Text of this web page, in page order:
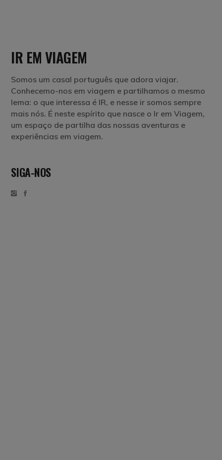
IR EM VIAGEM
Somos um casal português que adora viajar.
Conhecemo-nos em viagem e partilhamos o mesmo
lema: o que interessa é IR, e nesse ir somos sempre
mais nós. É neste espírito que nasce o Ir em Viagem,
um espaço de partilha das nossas aventuras e
experiências em viagem.
SIGA-NOS